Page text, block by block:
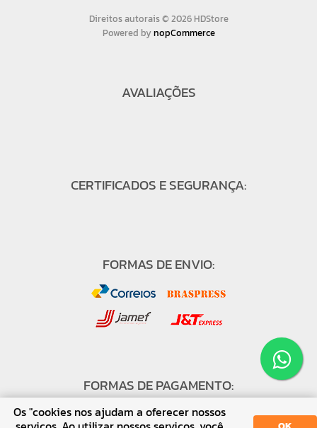
Direitos autorais © 2026 HDStore
Powered bynopCommerce
AVALIAÇÕES
CERTIFICADOS E SEGURANÇA:
FORMAS DE ENVIO:
FORMAS DE PAGAMENTO:
Os "cookies nos ajudam a oferecer nossos